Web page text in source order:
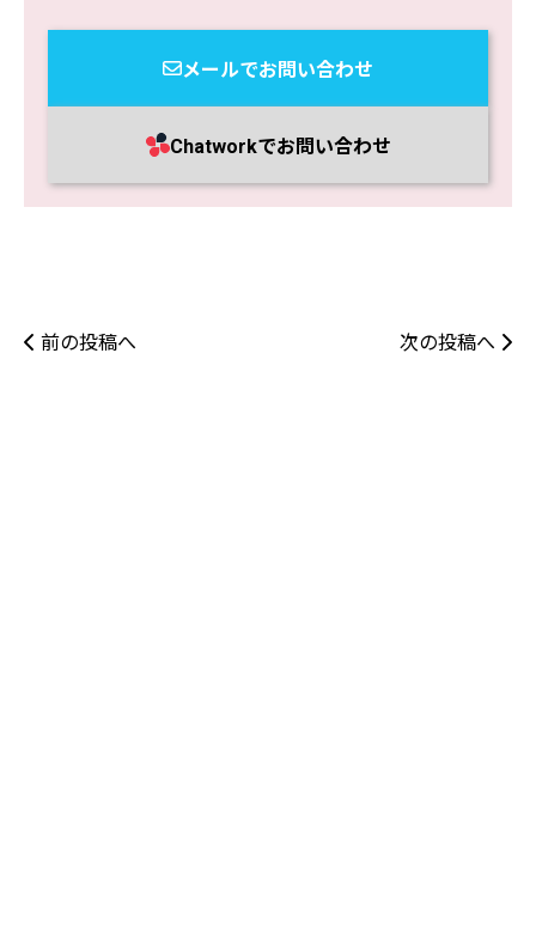
メールでお問い合わせ
Chatworkでお問い合わせ
前の投稿へ 次の投稿へ